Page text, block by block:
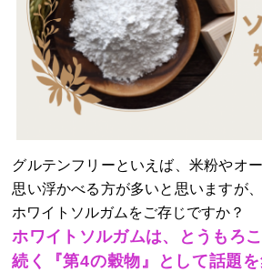
グルテンフリーといえば、米粉やオ
思い浮かべる方が多いと思いますが
ホワイトソルガムをご存じですか？
ホワイトソルガムは、とうもろ
続く『第4の穀物』として話題